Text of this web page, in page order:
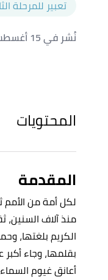
تعبير للمرحلة
نُشر في 15 أغسطس 2023
المحتويات
المقدمة
لكل أمة من الأمم
منذ آلاف السنين،
الكريم بلغتها،
بقلمها، وجاء
أعانق غيوم